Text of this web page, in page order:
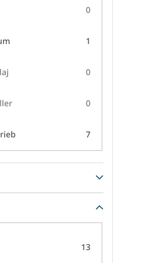
0
1
0
0
7
13